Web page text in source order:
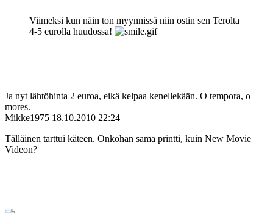
Viimeksi kun näin ton myynnissä niin ostin sen Terolta
4-5 eurolla huudossa!
Ja nyt lähtöhinta 2 euroa, eikä kelpaa kenellekään. O tempora, o
mores.
Mikke1975 18.10.2010 22:24
Tälläinen tarttui käteen. Onkohan sama printti, kuin New Movie
Videon?